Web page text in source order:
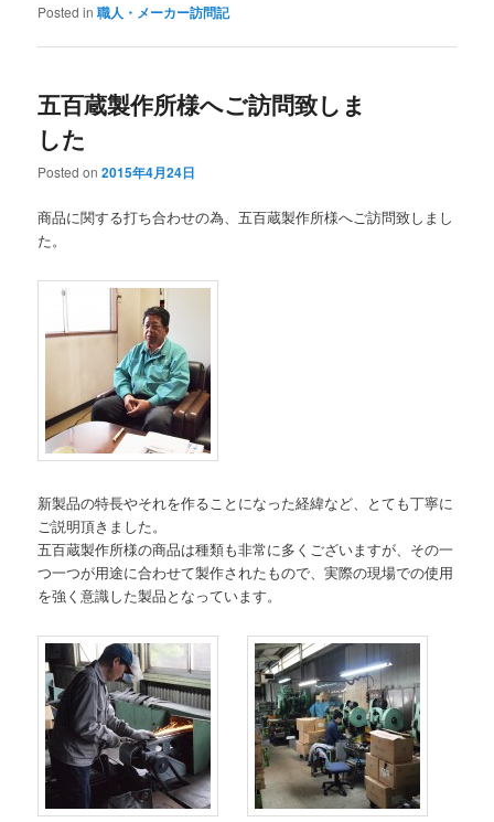
Posted in 職人・メーカー訪問記
五百蔵製作所様へご訪問致しま
した
Posted on2015年4月24日
商品に関する打ち合わせの為、五百蔵製作所様へご訪問致しまし
た。
新製品の特長やそれを作ることになった経緯など、とても丁寧に
ご説明頂きました。
五百蔵製作所様の商品は種類も非常に多くございますが、その一
つ一つが用途に合わせて製作されたもので、実際の現場での使用
を強く意識した製品となっています。